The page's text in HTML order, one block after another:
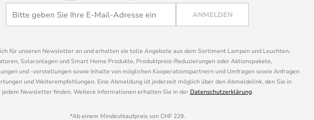
ANMELDEN
für unseren Newsletter an und erhalten sie tolle Angebote aus dem Sortiment Lampen und Leuchten,
Solaranlagen und Smart Home Produkte, Produktpreis-Reduzierungen oder Aktionspakete,
und -vorstellungen sowie Inhalte von möglichen Kooperationspartnern und Umfragen sowie Anfragen
und Weiterempfehlungen. Eine Abmeldung ist jederzeit möglich über den Abmeldelink, den Sie in
jedem Newsletter finden. Weitere Informationen erhalten Sie in der Datenschutzerklärung.
*Ab einem Mindestkaufpreis von CHF 229.